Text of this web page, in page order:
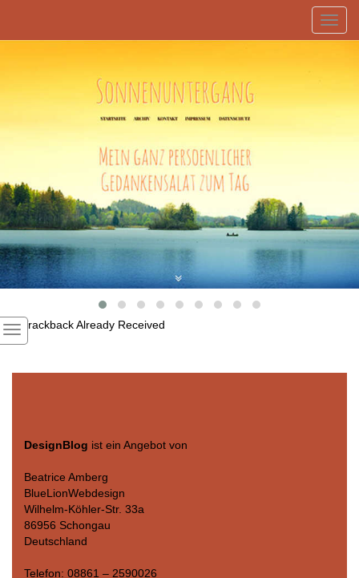
1 Trackback Already Received
DesignBlog ist ein Angebot von
Beatrice Amberg
BlueLionWebdesign
Wilhelm-Köhler-Str. 33a
86956 Schongau
Deutschland
Telefon: 08861 – 2590026